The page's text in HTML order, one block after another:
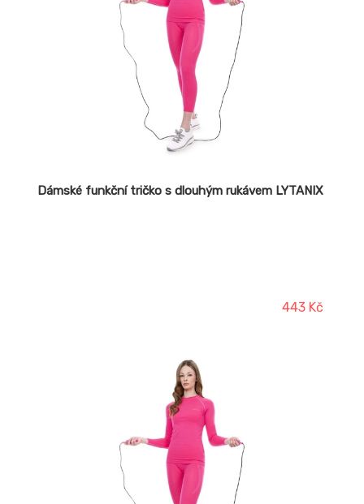
Dámské funkční tričko s dlouhým rukávem LYTANIX
443 Kč